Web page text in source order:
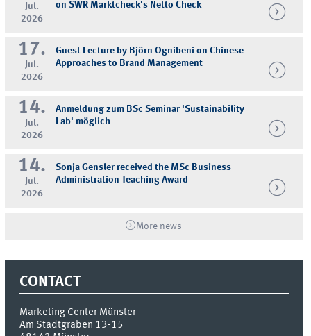
Jul.
2026
on SWR Marktcheck's Netto Check
17.
Jul.
2026
Guest Lecture by Björn Ognibeni on Chinese
Approaches to Brand Management
14.
Jul.
2026
Anmeldung zum BSc Seminar 'Sustainability
Lab' möglich
14.
Jul.
2026
Sonja Gensler received the MSc Business
Administration Teaching Award
More news
CONTACT
Marketing Center Münster
Am Stadtgraben 13-15